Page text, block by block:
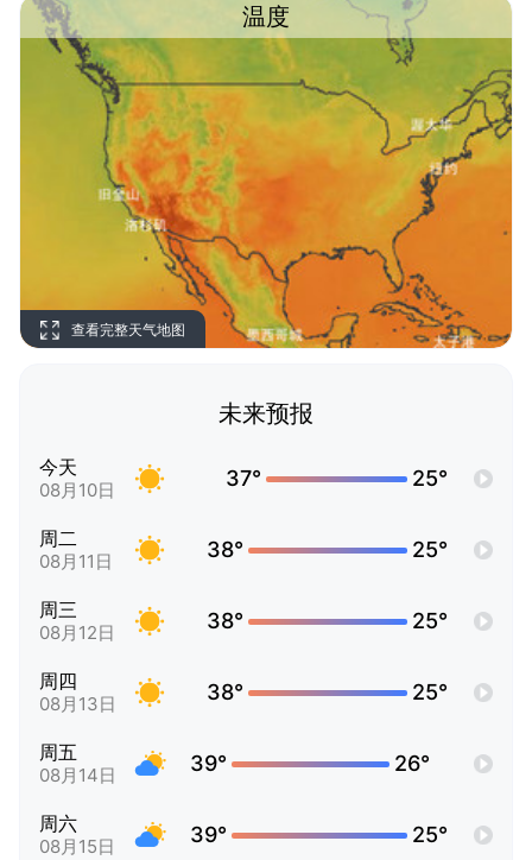
温度
查看完整天气地图
未来预报
今天
08月10日 37° 25°
周二
08月11日 38° 25°
周三
08月12日 38° 25°
周四
08月13日 38° 25°
周五
08月14日 39° 26°
周六
08月15日 39° 25°